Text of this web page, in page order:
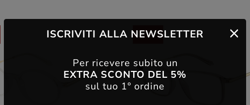
-35%
ISCRIVITI ALLA NEWSLETTER
Per ricevere subito un
EXTRA SCONTO DEL 5%
sul tuo 1° ordine